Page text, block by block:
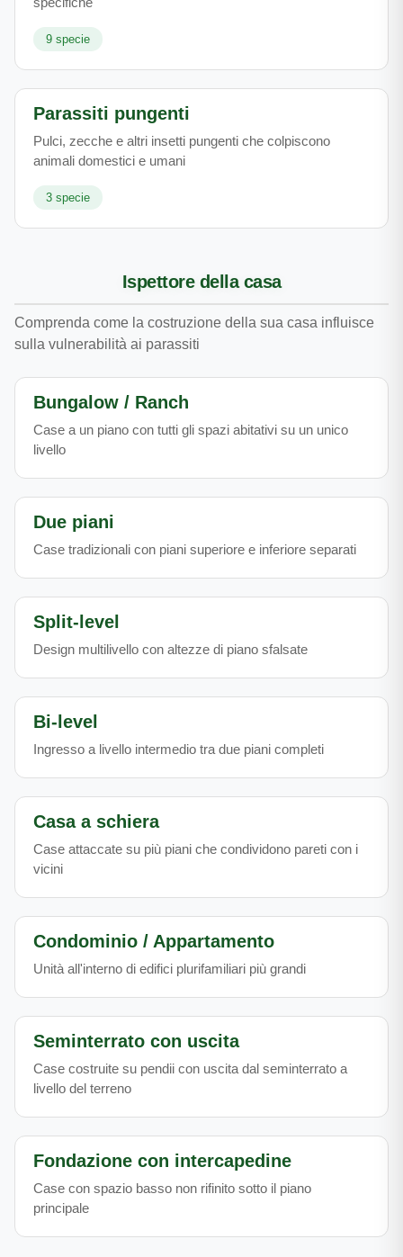
9 specie
Parassiti pungenti
Pulci, zecche e altri insetti pungenti che colpiscono
animali domestici e umani
3 specie
Ispettore della casa
Comprenda come la costruzione della sua casa influisce
sulla vulnerabilità ai parassiti
Bungalow / Ranch
Case a un piano con tutti gli spazi abitativi su un unico
livello
Due piani
Case tradizionali con piani superiore e inferiore separati
Split-level
Design multilivello con altezze di piano sfalsate
Bi-level
Ingresso a livello intermedio tra due piani completi
Casa a schiera
Case attaccate su più piani che condividono pareti con i
vicini
Condominio / Appartamento
Unità all'interno di edifici plurifamiliari più grandi
Seminterrato con uscita
Case costruite su pendii con uscita dal seminterrato a
livello del terreno
Fondazione con intercapedine
Case con spazio basso non rifinito sotto il piano
principale